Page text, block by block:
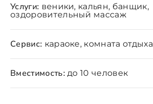
Услуги: веники, кальян, банщик,
оздоровительный массаж
Сервис: караоке, комната отдыха
Вместимость: до 10 человек